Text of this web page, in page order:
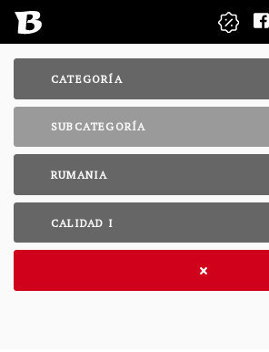
CATEGORÍA
SUBCATEGORÍA
RUMANIA
CALIDAD I